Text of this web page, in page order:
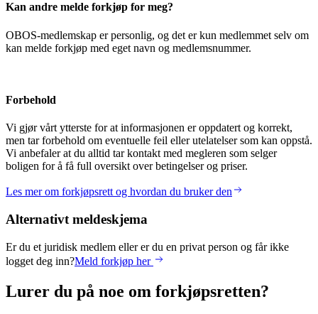
Kan andre melde forkjøp for meg?
OBOS-medlemskap er personlig, og det er kun medlemmet selv om
kan melde forkjøp med eget navn og medlemsnummer.
Forbehold
Vi gjør vårt ytterste for at informasjonen er oppdatert og korrekt,
men tar forbehold om eventuelle feil eller utelatelser som kan oppstå.
Vi anbefaler at du alltid tar kontakt med megleren som selger
boligen for å få full oversikt over betingelser og priser.
Les mer om forkjøpsrett og hvordan du bruker den
Alternativt meldeskjema
Er du et juridisk medlem eller er du en privat person og får ikke
logget deg inn?Meld forkjøp her
Lurer du på noe om forkjøpsretten?